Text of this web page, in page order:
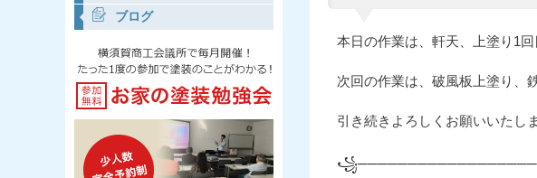
本日の作業は、軒天、上塗り1回
次回の作業は、破風板上塗り、
引き続きよろしくお願いいたしま
꧁────────────
ブログ